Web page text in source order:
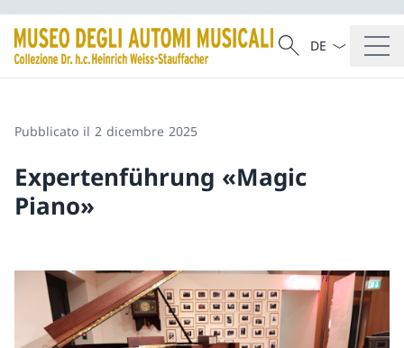
Cercare
Ricerca
Dal menu a
Pubblicato il 2 dicembre 2025
Expertenführung «Magic
Piano»